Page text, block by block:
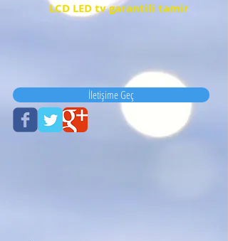
LCD LED tv garantili tamir
İletişime Geç